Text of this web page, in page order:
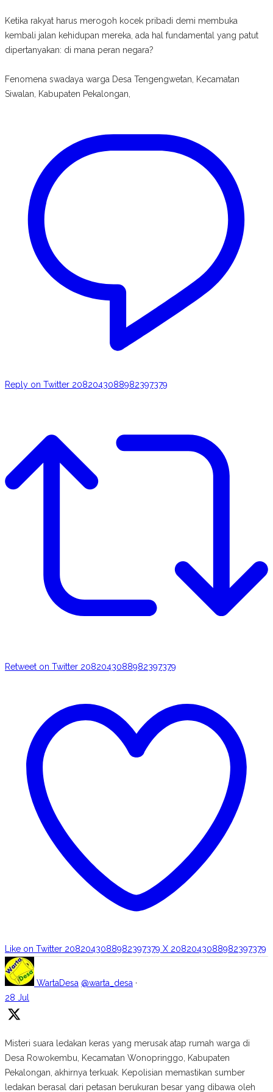
Ketika rakyat harus merogoh kocek pribadi demi membuka
kembali jalan kehidupan mereka, ada hal fundamental yang patut
dipertanyakan: di mana peran negara?
Fenomena swadaya warga Desa Tengengwetan, Kecamatan
Siwalan, Kabupaten Pekalongan,
Reply on Twitter 2082043088982397379
Retweet on Twitter 2082043088982397379
Like on Twitter 2082043088982397379 X 2082043088982397379
WartaDesa @warta_desa ·
28 Jul
Misteri suara ledakan keras yang merusak atap rumah warga di
Desa Rowokembu, Kecamatan Wonopringgo, Kabupaten
Pekalongan, akhirnya terkuak. Kepolisian memastikan sumber
ledakan berasal dari petasan berukuran besar yang dibawa oleh